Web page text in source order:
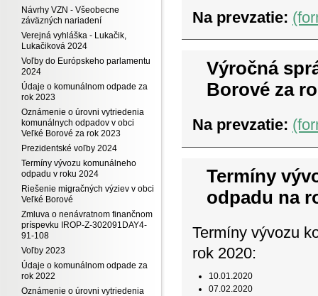
Návrhy VZN - Všeobecne
záväzných nariadení
Verejná vyhláška - Lukačik,
Lukačiková 2024
Voľby do Európskeho parlamentu
2024
Údaje o komunálnom odpade za
rok 2023
Oznámenie o úrovni vytriedenia
komunálnych odpadov v obci
Veľké Borové za rok 2023
Prezidentské voľby 2024
Termíny vývozu komunálneho
odpadu v roku 2024
Riešenie migračných výziev v obci
Veľké Borové
Zmluva o nenávratnom finančnom
príspevku IROP-Z-302091DAY4-
91-108
Voľby 2023
Údaje o komunálnom odpade za
rok 2022
Oznámenie o úrovni vytriedenia
Na prevzatie:
Výročná
Borové za
Na prevzatie:
Termíny
odpadu na
Termíny vývozu
rok 2020:
10.01.2020
07.02.2020